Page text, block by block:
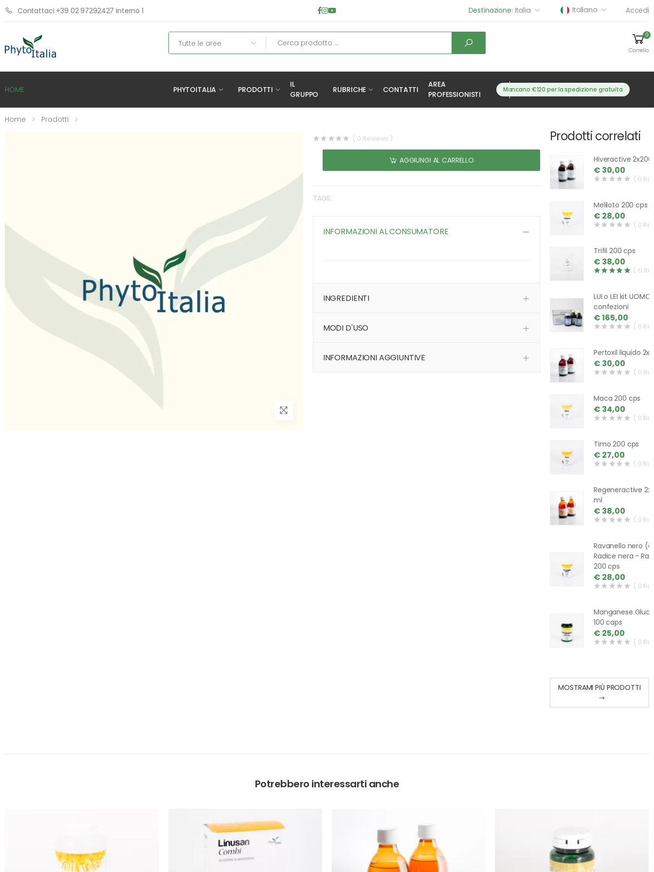
Contattaci +39 02 97292427 interno 1 Destinazione: Italia Italiano Accedi
0
Carrello
HOME PHYTOITALIA PRODOTTI
IL
GRUPPO
RUBRICHE CONTATTI
AREA
PROFESSIONISTI
Mancano €120 per la spedizione gratuita
Home Prodotti
( 0 Reviews )
AGGIUNGI AL CARRELLO
TAGS:
INFORMAZIONI AL CONSUMATORE
INGREDIENTI
MODI D'USO
INFORMAZIONI AGGIUNTIVE
Prodotti correlati
Hiveractive
€ 30,00
( 0
Meliloto 200 cps
€ 28,00
( 0
Trifil 200 cps
€ 38,00
( 6
LUI o LEI kit
confezioni
€ 165,00
( 0
Pertoxil liquido
€ 30,00
( 0
Maca 200 cps
€ 34,00
( 0
Timo 200 cps
€ 27,00
( 0
Regeneractive
ml
€ 38,00
( 0
Ravanello nero (o
Radice nera -
200 cps
€ 28,00
( 0
Manganese
100 caps
€ 25,00
( 0
MOSTRAMI PIÙ PRODOTTI
Potrebbero interessarti anche